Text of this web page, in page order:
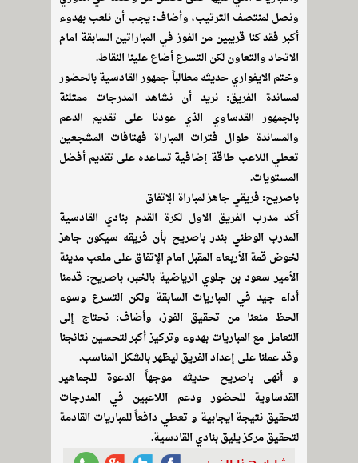
ونصل لمنتصف الترتيب، وأضاف: يجب أن نلعب بهدوء
أكبر فقد كنا قريبين من الفوز في المباراتين السابقة امام
الاتحاد والتعاون لكن التسرع أضاع علينا النقاط.
وختم الايفواري حديثه مطالباً جمهور القادسية بالحضور
لمساندة الفريق: نريد أن نشاهد المدرجات ممتلئة
بالجمهور القدساوي الذي عودنا على تقديم الدعم
والمساندة طوال فترات المباراة فهتافات المشجعين
تعطي اللاعب طاقة إضافية تساعده على تقديم أفضل
المستويات.
باصريح: فريقي جاهز لمباراة الإتفاق
أكد مدرب الفريق الاول لكرة القدم بنادي القادسية
المدرب الوطني بندر باصريح بأن فريقه سيكون جاهز
لخوض قمة الأربعاء المقبل امام الإتفاق على ملعب مدينة
الأمير سعود بن جلوي الرياضية بالخبر، باصريح: قدمنا
أداء جيد في المباريات السابقة ولكن التسرع وسوء
الحظ منعنا من تحقيق الفوز، وأضاف: نحتاج إلى
التعامل مع المباريات بهدوء وتركيز أكبر لتحسين نتائجنا
وقد عملنا على إعداد الفريق ليظهر بالشكل المناسب.
و أنهى باصريح حديثه موجهاً الدعوة للجماهير
القدساوية للحضور ودعم اللاعبين في المدرجات
لتحقيق نتيجة ايجابية و تعطي دافعاً للمباريات القادمة
لتحقيق مركز يليق بنادي القادسية.